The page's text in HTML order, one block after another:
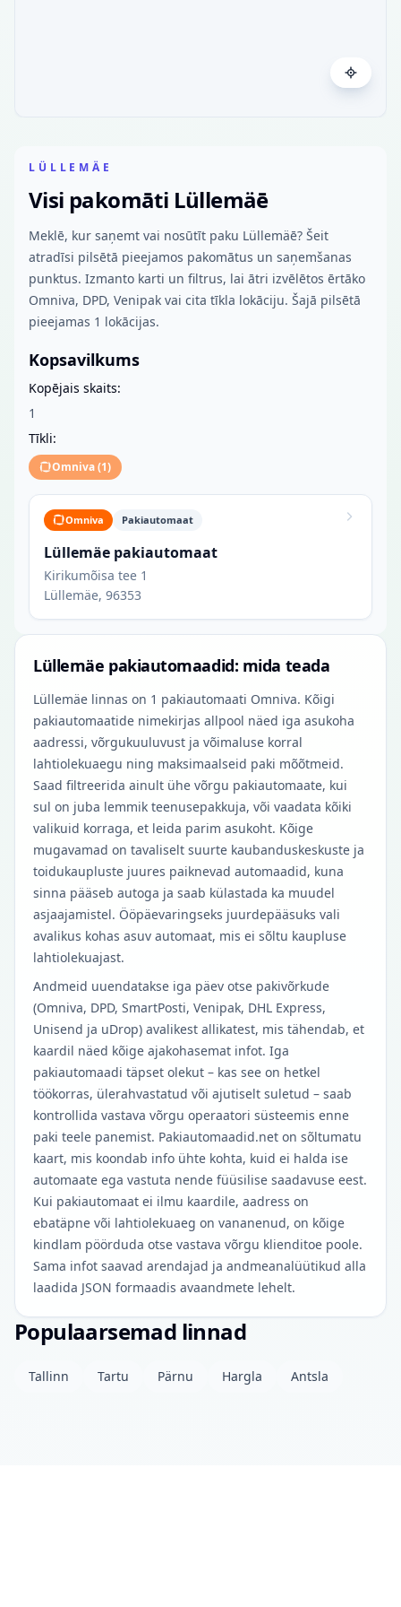
LÜLLEMÄE
Visi pakomāti Lüllemäē
Meklē, kur saņemt vai nosūtīt paku Lüllemäē? Šeit
atradīsi pilsētā pieejamos pakomātus un saņemšanas
punktus. Izmanto karti un filtrus, lai ātri izvēlētos ērtāko
Omniva, DPD, Venipak vai cita tīkla lokāciju. Šajā pilsētā
pieejamas 1 lokācijas.
Kopsavilkums
Kopējais skaits:
1
Tīkli:
Omniva(1)
Omniva Pakiautomaat
Lüllemäe pakiautomaat
Kirikumõisa tee 1
Lüllemäe, 96353
Lüllemäe pakiautomaadid: mida teada
Lüllemäe linnas on 1 pakiautomaati Omniva. Kõigi
pakiautomaatide nimekirjas allpool näed iga asukoha
aadressi, võrgukuuluvust ja võimaluse korral
lahtiolekuaegu ning maksimaalseid paki mõõtmeid.
Saad filtreerida ainult ühe võrgu pakiautomaate, kui
sul on juba lemmik teenusepakkuja, või vaadata kõiki
valikuid korraga, et leida parim asukoht. Kõige
mugavamad on tavaliselt suurte kaubanduskeskuste ja
toidukaupluste juures paiknevad automaadid, kuna
sinna pääseb autoga ja saab külastada ka muudel
asjaajamistel. Ööpäevaringseks juurdepääsuks vali
avalikus kohas asuv automaat, mis ei sõltu kaupluse
lahtiolekuajast.
Andmeid uuendatakse iga päev otse pakivõrkude
(Omniva, DPD, SmartPosti, Venipak, DHL Express,
Unisend ja uDrop) avalikest allikatest, mis tähendab, et
kaardil näed kõige ajakohasemat infot. Iga
pakiautomaadi täpset olekut – kas see on hetkel
töökorras, ülerahvastatud või ajutiselt suletud – saab
kontrollida vastava võrgu operaatori süsteemis enne
paki teele panemist. Pakiautomaadid.net on sõltumatu
kaart, mis koondab info ühte kohta, kuid ei halda ise
automaate ega vastuta nende füüsilise saadavuse eest.
Kui pakiautomaat ei ilmu kaardile, aadress on
ebatäpne või lahtiolekuaeg on vananenud, on kõige
kindlam pöörduda otse vastava võrgu klienditoe poole.
Sama infot saavad arendajad ja andmeanalüütikud alla
laadida JSON formaadis avaandmete lehelt.
Populaarsemad linnad
Tallinn Tartu Pärnu Hargla Antsla